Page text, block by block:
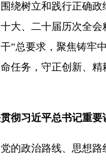
树立和践行正确政
大、二十届历次全
”总要求，聚焦铸
任务，守正创新、
彻习近平总书记重
政治路线、思想路